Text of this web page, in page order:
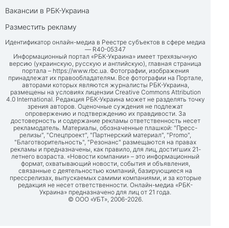
Вакансии в РБК-Украина
Разместить рекламу
Идентификатор онлайн-медиа в Реестре субъектов в сфере медиа
— R40-05347
Информационный портал «РБК-Украина» имеет трехязычную
версию (украинскую, русскую и английскую), главная страница
портала – https://www.rbc.ua. Фотографии, изображения
принадлежат их правообладателям. Все фотографии на Портале,
авторами которых являются журналисты РБК-Украина,
размещены на условиях лицензии Creative Commons Attribution
4.0 International. Редакция РБК-Украина может не разделять точку
зрения авторов. Оценочные суждения не подлежат
опровержению и подтверждению их правдивости. За
достоверность и содержание рекламы ответственность несет
рекламодатель. Материалы, обозначенные плашкой: "Пресс-
релизы", "Спецпроект", "Партнерский материал", "Promo",
"Благотворительность", "Резонанс" размещаются на правах
рекламы и предназначены, как правило, для лиц, достигших 21-
летнего возраста. «Новости компании» – это информационный
формат, охватывающий новости, события и объявления,
связанные с деятельностью компаний, базирующиеся на
прессрелизах, выпускаемых самими компаниями, и за которые
редакция не несет ответственности. Онлайн-медиа «РБК-
Украина» предназначено для лиц от 21 года.
© ООО «УБТ», 2006-2026.